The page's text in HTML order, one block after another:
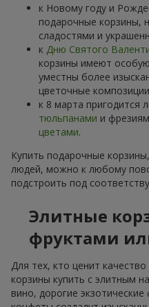
к Новому году и
подарочные корзины,
сладостями и
к Дню Святого
корзины имеют
уместны более
цветочные
к 8 марта пригодится
тюльпанами и
цветами.
Купить подарочные
людей, можно к любому
подстроить под
Элитные
фруктами
Для тех, кто ценит
корзины купить с элитным
вино, дорогие